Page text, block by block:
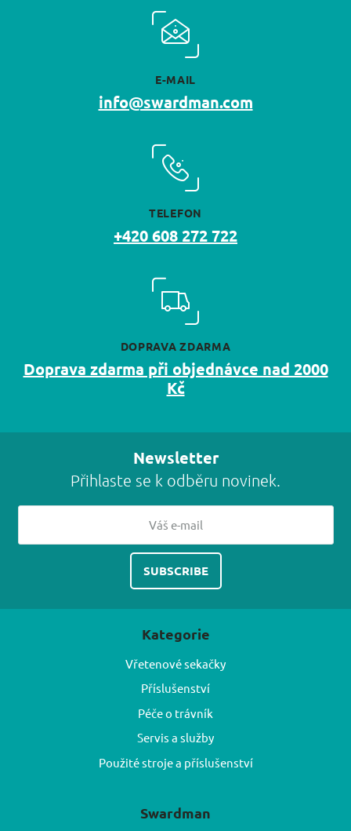
E-MAIL
info@swardman.com
TELEFON
+420 608 272 722
DOPRAVA ZDARMA
Doprava zdarma při objednávce nad 2000
Kč
Newsletter
Přihlaste se k odběru novinek.
Kategorie
Vřetenové sekačky
Příslušenství
Péče o trávník
Servis a služby
Použité stroje a příslušenství
Swardman